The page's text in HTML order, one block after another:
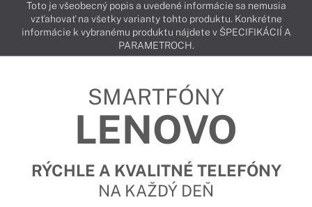
Toto je všeobecný popis a uvedené informácie sa nemusia
vzťahovať na všetky varianty tohto produktu. Konkrétne
informácie k vybranému produktu nájdete v ŠPECIFIKÁCIÍ A
PARAMETROCH.
SMARTFÓNY
LENOVO
RÝCHLE A KVALITNÉ TELEFÓNY
NA KAŽDÝ DEŇ